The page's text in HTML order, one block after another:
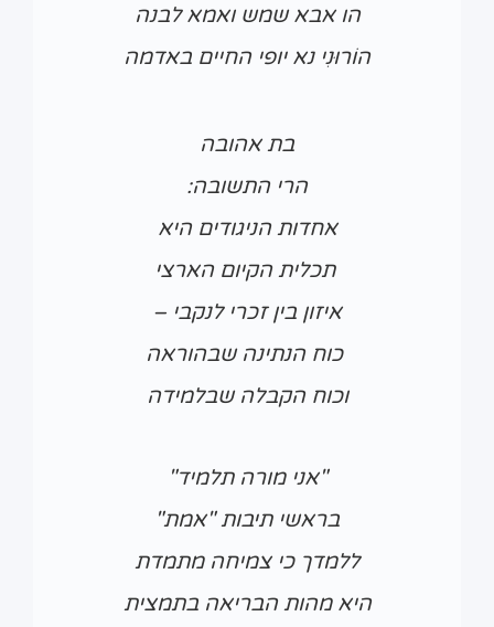
הו אבא שמש ואמא לבנה
הוֹרוּנִי נא יופי החיים באדמה
בת אהובה
הרי התשובה:
אחדות הניגודים היא
תכלית הקיום הארצי
איזון בין זכרי לנקבי –
כוח הנתינה שבהוראה
וכוח הקבלה שבלמידה
"אני מורה תלמיד"
בראשי תיבות "אמת"
ללמדך כי צמיחה מתמדת
היא מהות הבריאה בתמצית